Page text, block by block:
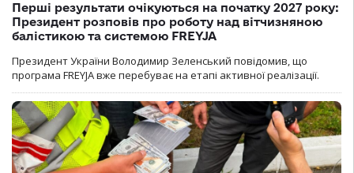
Перші результати очікуються на початку 2027 року:
Президент розповів про роботу над вітчизняною
балістикою та системою FREYJA
Президент України Володимир Зеленський повідомив, що
програма FREYJA вже перебуває на етапі активної реалізації.